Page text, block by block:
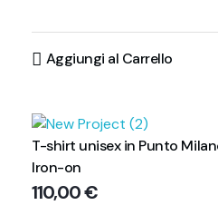
Aggiungi al Carrello
T-shirt unisex in Punto
Iron-on
110,00€